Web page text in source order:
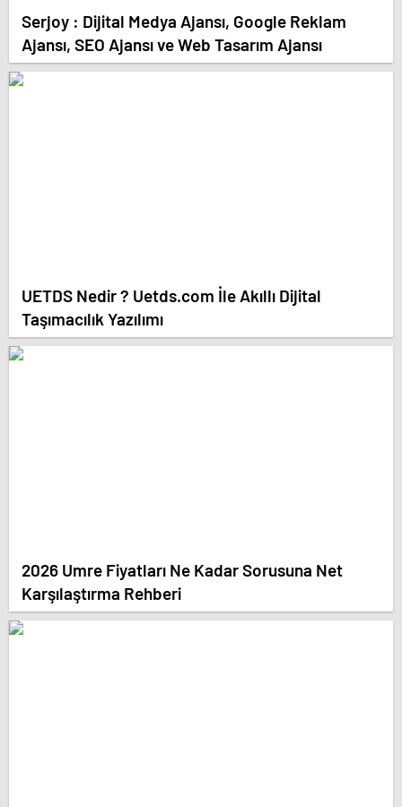
Serjoy : Dijital Medya Ajansı, Google Reklam
Ajansı, SEO Ajansı ve Web Tasarım Ajansı
UETDS Nedir ? Uetds.com İle Akıllı Dijital
Taşımacılık Yazılımı
2026 Umre Fiyatları Ne Kadar Sorusuna Net
Karşılaştırma Rehberi